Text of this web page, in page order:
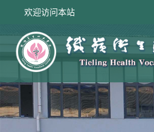
欢迎访问本站